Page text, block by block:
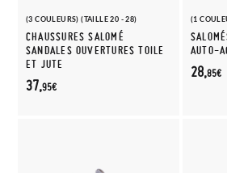
(3 COULEURS) (TAILLE 20 - 28)
CHAUSSURES SALOMÉ
SANDALES OUVERTURES TOILE
ET JUTE
37,95€
(1
AUTO-
28,85€